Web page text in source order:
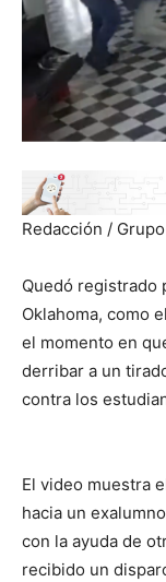
Redacción /
Quedó registrado
Oklahoma, como
el momento en
derribar a un
contra los
El video muestra
hacia un
con la ayuda de
recibido un